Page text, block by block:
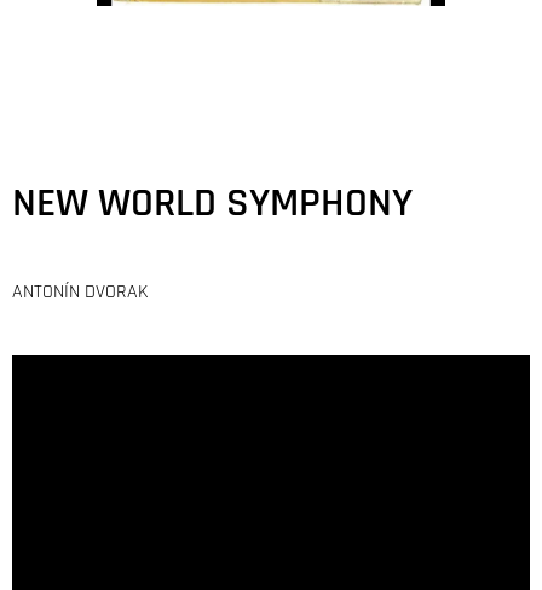
NEW WORLD SYMPHONY
ANTONÍN DVORAK